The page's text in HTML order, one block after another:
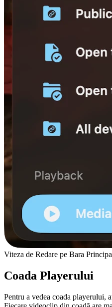
Viteza de Redare pe Bara
Coada Playerului
Pentru a vedea coada playerului,